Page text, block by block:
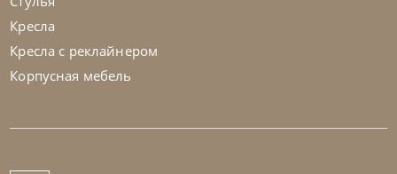
Кровать Cupido
Кресла
Кресла с реклайнером
Корпусная мебель